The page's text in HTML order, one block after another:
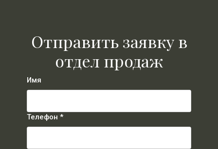
Отправить заявку в
отдел продаж
Имя
Телефон *